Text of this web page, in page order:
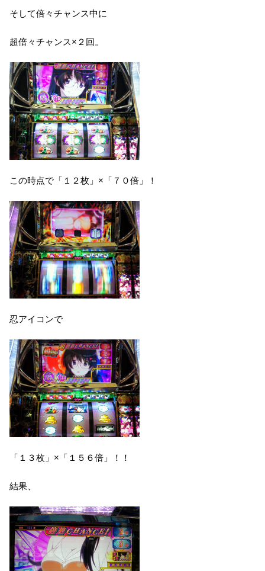
そして倍々チャンス中に
超倍々チャンス×２回。
この時点で「１２枚」×「７０倍」！
忍アイコンで
「１３枚」×「１５６倍」！！
結果、